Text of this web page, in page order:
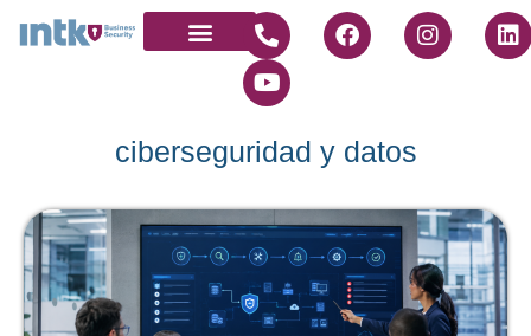
ciberseguridad y datos